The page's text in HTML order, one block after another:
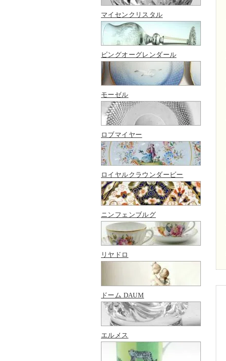
マイセンクリスタル
ビングオーグレンダール
モーゼル
ロブマイヤー
ロイヤルクラウンダービー
ニンフェンブルグ
リヤドロ
ドーム DAUM
エルメス